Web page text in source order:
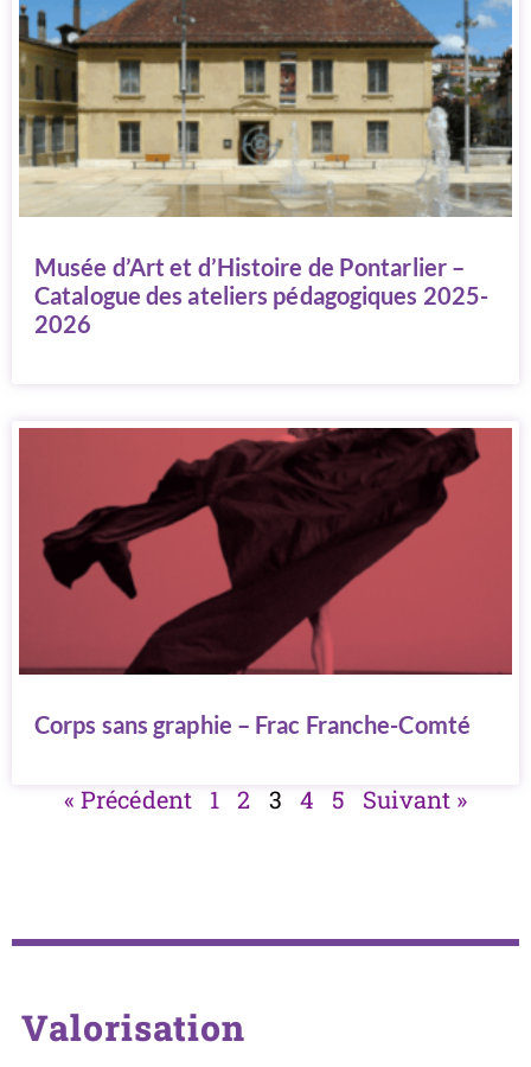
Musée d’Art et d’Histoire de Pontarlier –
Catalogue des ateliers pédagogiques 2025-
2026
Corps sans graphie – Frac Franche-Comté
« Précédent 1 2 3 4 5 Suivant »
Valorisation